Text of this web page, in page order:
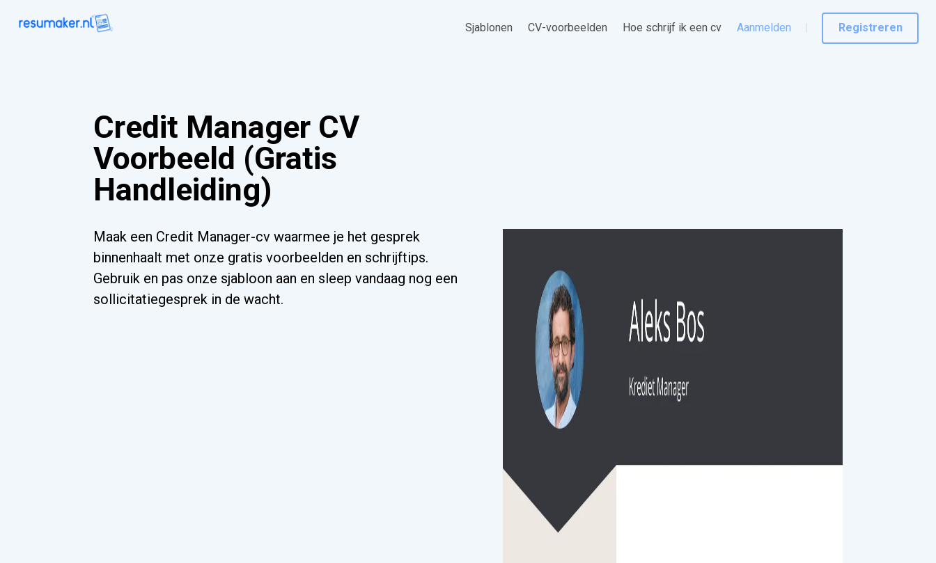
Sjablonen CV-voorbeelden Hoe schrijf ik een cv Aanmelden Registreren
Credit Manager CV
Voorbeeld (Gratis
Handleiding)
Maak een Credit Manager-cv waarmee je het gesprek
binnenhaalt met onze gratis voorbeelden en schrijftips.
Gebruik en pas onze sjabloon aan en sleep vandaag nog een
sollicitatiegesprek in de wacht.